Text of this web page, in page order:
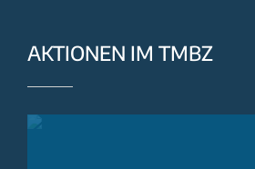
AKTIONEN IM TMBZ